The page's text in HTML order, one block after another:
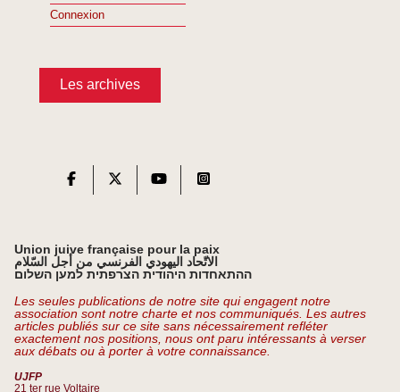
Connexion
Les archives
Union juive française pour la paix
الاتّحاد اليهودي الفرنسي من أجل السّلام
ההתאחדות היהודית הצרפתית למען השלום
Les seules publications de notre site qui engagent notre
association sont notre charte et nos communiqués. Les autres
articles publiés sur ce site sans nécessairement refléter
exactement nos positions, nous ont paru intéressants à verser
aux débats ou à porter à votre connaissance.
UJFP
21 ter rue Voltaire